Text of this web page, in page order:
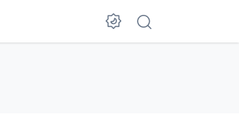
Dark Mode